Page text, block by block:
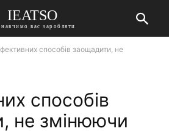
IEATSO
вас заробляти
способів заощадити, не
способів
не змінюючи